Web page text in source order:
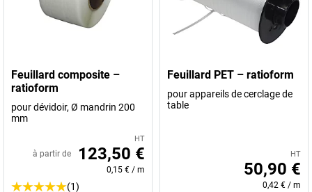
Feuillard composite –
ratioform
pour dévidoir, Ø mandrin 200
mm
HT
à partir de 123,50 €
0,15 € / m
(1)
Feuillard PET – ratioform
pour appareils de cerclage de
table
HT
50,90 €
0,42 € / m